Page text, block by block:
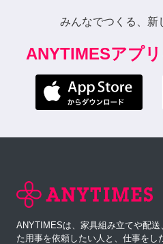
みんなでつくる、新
ANYTIMESアプ
ANYTIMESは、家具組み立てや配
た用事を依頼したい人と、仕事をし